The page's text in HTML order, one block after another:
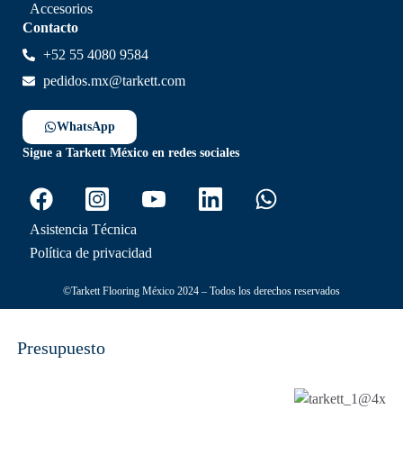
Accesorios
Contacto
+52 55 4080 9584
pedidos.mx@tarkett.com
WhatsApp
Sigue a Tarkett México en redes sociales
Asistencia Técnica
Política de privacidad
©Tarkett Flooring México 2024 – Todos los derechos reservados
Presupuesto